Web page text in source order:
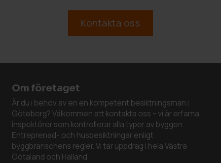
Kontakta oss
Om företaget
Är du i behov av en en kompetent besiktningsman i
Göteborg? Välkommen att kontakta oss – vi är erfarna
inspektörer som kontrollerar alla typer av byggen.
Entreprenad- och husbesiktningar enligt
byggbranschens regler. Vi tar uppdrag i hela Västra
Götaland och Halland.